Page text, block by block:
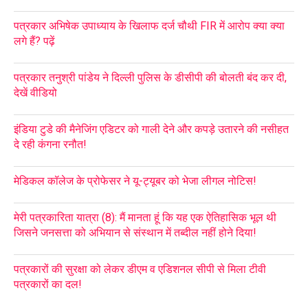
पत्रकार अभिषेक उपाध्याय के खिलाफ दर्ज चौथी FIR में आरोप क्या क्या
लगे हैं? पढ़ें
पत्रकार तनुश्री पांडेय ने दिल्ली पुलिस के डीसीपी की बोलती बंद कर दी,
देखें वीडियो
इंडिया टुडे की मैनेजिंग एडिटर को गाली देने और कपड़े उतारने की नसीहत
दे रही कंगना रनौत!
मेडिकल कॉलेज के प्रोफेसर ने यू-ट्यूबर को भेजा लीगल नोटिस!
मेरी पत्रकारिता यात्रा (8): मैं मानता हूं कि यह एक ऐतिहासिक भूल थी
जिसने जनसत्ता को अभियान से संस्थान में तब्दील नहीं होने दिया!
पत्रकारों की सुरक्षा को लेकर डीएम व एडिशनल सीपी से मिला टीवी
पत्रकारों का दल!